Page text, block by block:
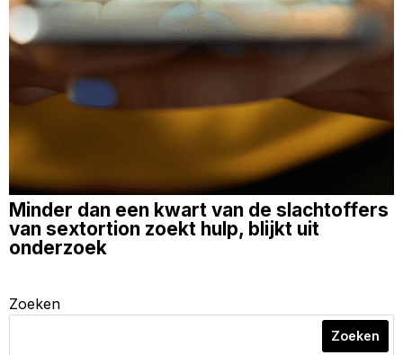
Minder dan een kwart van de slachtoffers
van sextortion zoekt hulp, blijkt uit
onderzoek
Zoeken
Zoeken